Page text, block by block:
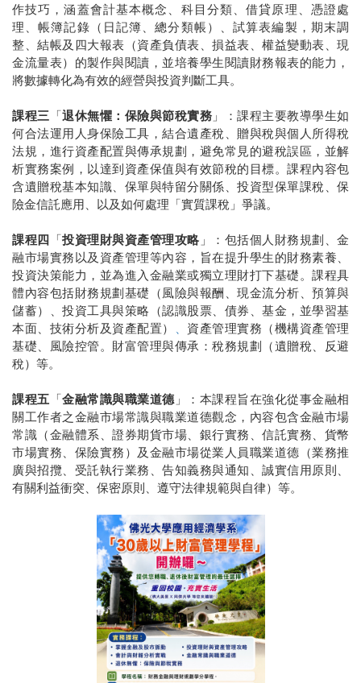
作技巧，涵蓋會計基本概念、科目分類、借貸原理、憑證處
理、帳簿記錄（日記簿、總分類帳）、試算表編製，期末調
整、結帳及四大報表（資產負債表、損益表、權益變動表、現
金流量表）的製作與閱讀，並培養學生閱讀財務報表的能力，
將數據轉化為有效的經營與投資判斷工具。
課程三 「 退休無懼：保險與節稅實務 」：課程主要教導學生如
何合法運用人身保險工具，結合遺產稅、贈與稅與個人所得稅
法規，進行資產配置與傳承規劃，避免常見的避稅誤區，並解
析實務案例，以達到資產保值與有效節稅的目標。課程內容包
含遺贈稅基本知識、保單與特留分關係、投資型保單課稅、保
險金信託應用、以及如何處理「實質課稅」爭議。
課程四 「 投資理財與資產管理攻略 」：包括個人財務規劃、金
融市場實務以及資產管理等內容，旨在提升學生的財務素養、
投資決策能力，並為進入金融業或獨立理財打下基礎。課程具
體內容包括財務規劃基礎（風險與報酬、現金流分析、預算與
儲蓄）、投資工具與策略（認識股票、債券、基金，並學習基
本面、技術分析及資產配置）
資產管理實務（機構資產管理
基礎、風險控管。財富管理與傳承：稅務規劃（遺贈稅、反避
稅）等。
課程五 「 金融常識與職業道德 」：本課程旨在強化從事金融相
關工作者之金融市場常識與職業道德觀念，內容包含金融市場
常識（金融體系、證券期貨市場、銀行實務、信託實務、貨幣
市場實務、保險實務）及金融市場從業人員職業道德（業務推
廣與招攬、受託執行業務、告知義務與通知、誠實信用原則、
有關利益衝突、保密原則、遵守法律規範與自律）等。
LINE 諮詢
點一下就能問我問題